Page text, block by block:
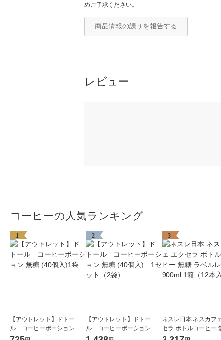
めご了承ください。
商品情報の誤りを報告する
レビュー
コーヒーの人気ランキング
1
【アウトレット】ドトー
ル コーヒーポーション 無
糖 (40個入)1袋
2
【アウトレット】ドトー
ル コーヒーポーション 無
糖 (40個入) 1セット（2
3
ネスレ日本 ネスカフ
セラ ボトルコーヒー
ベルレス 900ml 1箱（